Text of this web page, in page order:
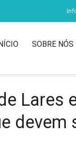
SOBRE NÓS
Lares
devem